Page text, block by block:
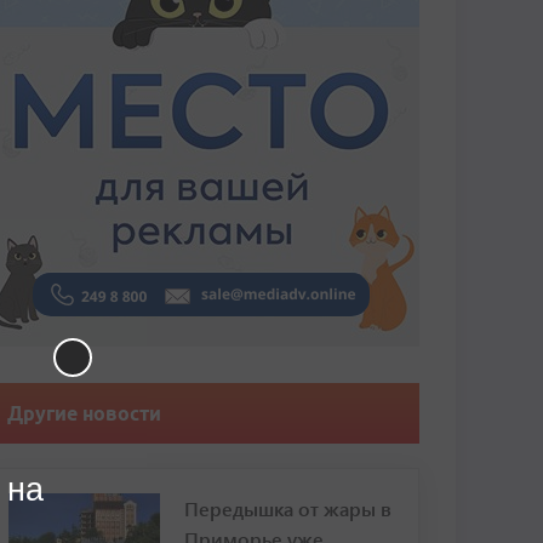
Другие новости
Передышка от жары в